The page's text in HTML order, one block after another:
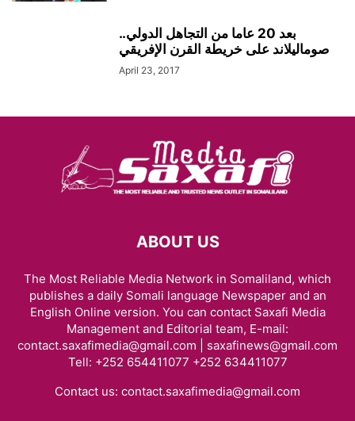
بعد 20 عاما من التجاهل الدولي..
صوماليلاند على خريطة القرن الإفريقي
April 23, 2017
ABOUT US
The Most Reliable Media Network in Somaliland, which
publishes a daily Somali language Newspaper and an
English Online version. You can contact Saxafi Media
Management and Editorial team, E-mail:
contact.saxafimedia@gmail.com | saxafinews@gmail.com
Tell: +252 654411077 +252 634411077
Contact us: contact.saxafimedia@gmail.com